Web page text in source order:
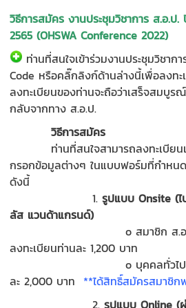
วิธีการสมัครงานประชุมวิชาการ ส.อ.ป
2565(OHSWA Conference 2022)
ท่านที่สนใจเข้าร่วมงานประชุมวิชา
Code หรือคลิ๊กลิงก์ด้านล่างนี้เพื่อลงทะ
ลงทะเบียนของท่านจะถือว่าเสร็จสมบูร
กลับจากทาง ส.อ.ป.
วิธีการสมัคร
ท่านที่สนใจสามารถลงทะเบียนเ
กรอกข้อมูลต่างๆ ในแบบฟอร์มที่กำหน
ดังนี้
1.รูปแบบ Onsite (
ลัส แวนด้าแกรนด์)
o สมาชิก ส.อ.ป. ทุกปร
ลงทะเบียนท่านละ 1,200 บาท
o บุคคลทั่วไป อัตราค่า
ละ 2,000 บาท **ได้สิทธิ์สมัครสมาชิ
2.รูปแบบ Online(